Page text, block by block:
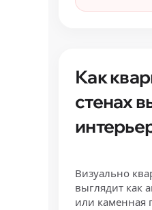
Как
стенах
Визуально
выглядит как
или каменная